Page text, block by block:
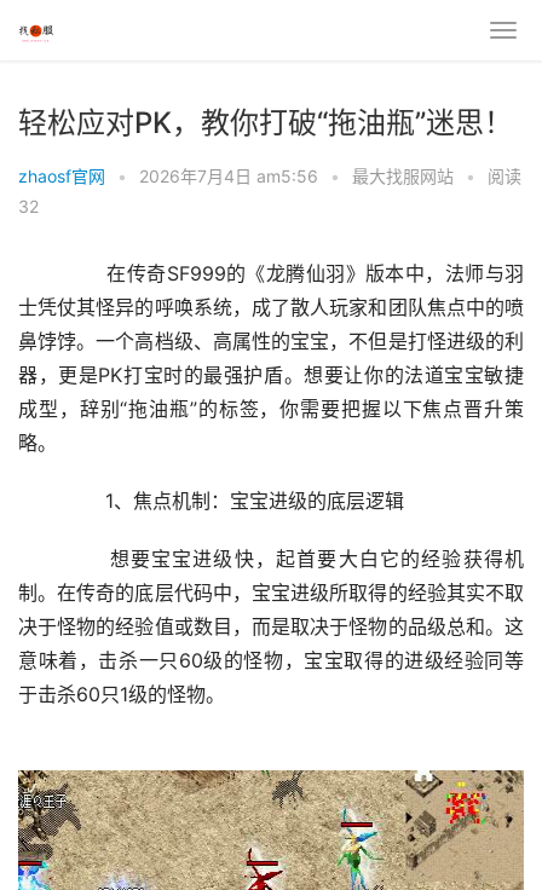
轻松应对PK，教你打破“拖油瓶”迷思！
zhaosf官网 • 2026年7月4日 am5:56 • 最大找服网站 •
阅读
32
士凭仗其怪异的呼唤系统，成了散人玩家和团队焦点中的喷
鼻饽饽。一个高档级、高属性的宝宝，不但是打怪进级的利
器，更是PK打宝时的最强护盾。想要让你的法道宝宝敏捷
成型，辞别“拖油瓶”的标签，你需要把握以下焦点晋升策
略。
	　　1、焦点机制：宝宝进级的底层逻辑
制。在传奇的底层代码中，宝宝进级所取得的经验其实不取
决于怪物的经验值或数目，而是取决于怪物的品级总和。这
意味着，击杀一只60级的怪物，宝宝取得的进级经验同等
于击杀60只1级的怪物。